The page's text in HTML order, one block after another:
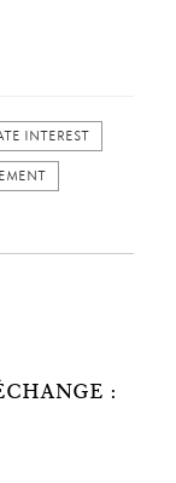
INTEREST
: